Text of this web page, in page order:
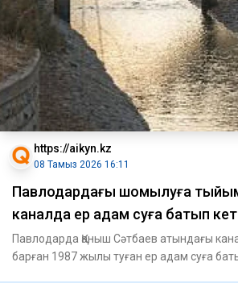
https://aikyn.kz
08 Тамыз 2026 16:11
Павлодардағы шомылуға
каналда ер адам суға батып
Павлодарда Қаныш Сәтбаев атындағы
барған 1987 жылы туған ер адам суға